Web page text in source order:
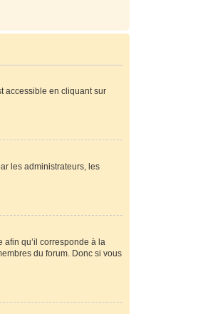
accessible en cliquant sur
les administrateurs, les
qu’il corresponde à la
du forum. Donc si vous